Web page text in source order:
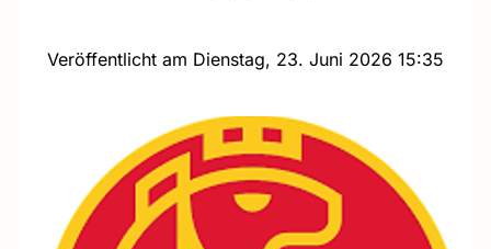
Veröffentlicht am Dienstag, 23. Juni 2026 15:35